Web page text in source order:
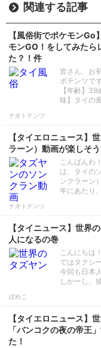
関連する記事
【風俗街でポケモン
モンGO！をしてみたら
た？！件
皆さん、お
ポテンツで
【年齢】
味】タイの
ナオトテンツ
【タイエロニュース】
ラーン）動画が楽しそ
こんばんわ
は、タイの
ンクラーン
年にあたり
ナオトテンツ
【タイニュース】世界
人になるの巻
こんにちは
ではタクシ
今回も日本
しかーし、
ぽめこ
【タイエロニュース】
「バンコクの夜の帝王
た！